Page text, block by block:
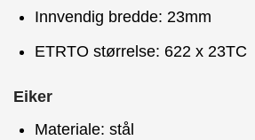
Innvendig bredde: 23mm
ETRTO størrelse: 622 x 23TC
Eiker
Materiale: stål